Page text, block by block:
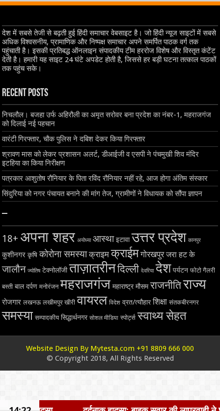
देश में सबसे तेजी से बढ़ती हुई हिंदी समाचार वेबसाइट है। जो हिंदी न्यूज साइटों में सबसे
अधिक विश्वसनीय, प्रामाणिक और निष्पक्ष समाचार अपने समर्पित पाठक वर्ग तक
पहुंचाती है। इसकी प्रतिबद्ध ऑनलाइन संपादकीय टीम हररोज विशेष और विस्तृत कंटेंट
देती है। हमारी यह साइट 24 घंटे अपडेट होती है, जिससे हर बड़ी घटना तत्काल पाठकों
तक पहुंच सके।
Recent Posts
निचलौल। बजहा उर्फ अहिरौली का अमृत सरोवर बना प्रदेश का नंबर-1, महराजगंज
को दिलाई नई पहचान
वारंटी गिरफ्तार, चौक पुलिस ने दबिश देकर किया गिरफ्तार
श्रावण मास को लेकर प्रशासन अलर्ट, डीआईजी व एसपी ने पंचमुखी शिव मंदिर
इटहिया का किया निरीक्षण
पत्रकार आशुतोष रौनियार के पिता रविंद रौनियार नहीं रहे, आज होगा अंतिम संस्कार
सिंदुरिया को नगर पंचायत बनाने की मांग तेज, ग्रामीणों ने विधायक को सौंपा ज्ञापन
–
18+ अपना शहर अयोध्या आस्था इटावा उत्तर प्रदेश कानपुर
कुशीनगर कृषि कोरोना समस्या क्राइम क्राईम गोरखपुर जरा हट के
जालौन ज्योतिष टेक्नोलॉजी ताज़ातरीनदिल्ली देवरिया देश पर्यटन फोटो गैलरी
बस्ती बाल दर्पण मनोरंजन महराजगंज महाराष्ट्र मौसम राजनीतिराज्य
रोजगार लखनऊ लखीमपुर खीरी वायरल विदेश व्रत/त्यौहार शिक्षा संतकबीरनगर
समस्या सम्पादकीय सिद्धार्थनगर सोशल मीडिया स्पोर्ट्स स्वाथ्य सेहत
Website Design By Mytesta.com +91 8809 666 000
© Copyright 2018, All Rights Reserved